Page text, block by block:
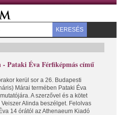
KERESÉS
- Pataki Éva Férfiképmás című
kerül sor a 26. Budapesti
Márai termében Pataki Éva
A szerzővel és a kötet
Alinda beszélget. Felolvas
14 órától az Athenaeum Kiadó